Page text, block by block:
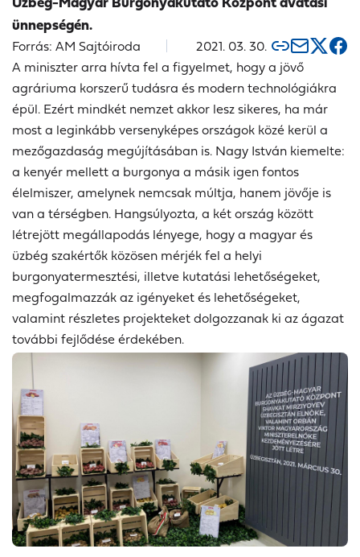
ünnepségén.
Forrás: AM Sajtóiroda
2021. 03. 30.
A miniszter arra hívta fel a figyelmet, hogy a jövő
agráriuma korszerű tudásra és modern technológiákra
épül. Ezért mindkét nemzet akkor lesz sikeres, ha már
most a leginkább versenyképes országok közé kerül a
mezőgazdaság megújításában is. Nagy István kiemelte:
a kenyér mellett a burgonya a másik igen fontos
élelmiszer, amelynek nemcsak múltja, hanem jövője is
van a térségben. Hangsúlyozta, a két ország között
létrejött megállapodás lényege, hogy a magyar és
üzbég szakértők közösen mérjék fel a helyi
burgonyatermesztési, illetve kutatási lehetőségeket,
megfogalmazzák az igényeket és lehetőségeket,
valamint részletes projekteket dolgozzanak ki az ágazat
további fejlődése érdekében.